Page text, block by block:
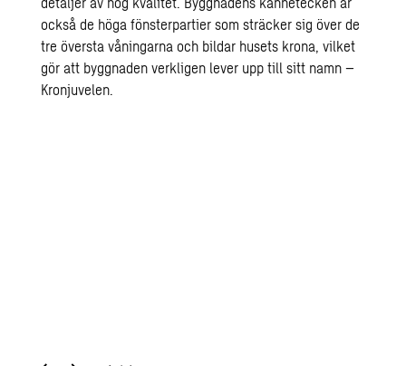
också de höga fönsterpartier som sträcker sig över de
tre översta våningarna och bildar husets krona, vilket
gör att byggnaden verkligen lever upp till sitt namn –
Kronjuvelen.